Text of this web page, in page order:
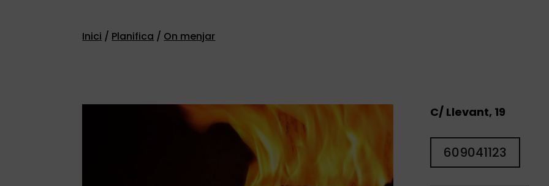
Inici / Planifica / On menjar
C/ Llevant, 19
609041123